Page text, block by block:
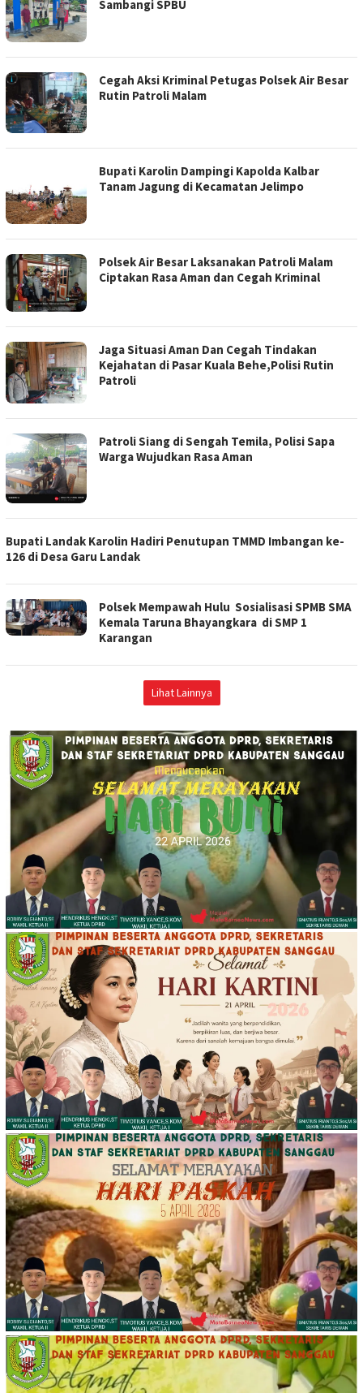
Sambangi SPBU
Cegah Aksi Kriminal Petugas Polsek Air Besar
Rutin Patroli Malam
Bupati Karolin Dampingi Kapolda Kalbar
Tanam Jagung di Kecamatan Jelimpo
Polsek Air Besar Laksanakan Patroli Malam
Ciptakan Rasa Aman dan Cegah Kriminal
Jaga Situasi Aman Dan Cegah Tindakan
Kejahatan di Pasar Kuala Behe,Polisi Rutin
Patroli
Patroli Siang di Sengah Temila, Polisi Sapa
Warga Wujudkan Rasa Aman
Bupati Landak Karolin Hadiri Penutupan TMMD Imbangan ke-
126 di Desa Garu Landak
Polsek Mempawah Hulu Sosialisasi SPMB SMA
Kemala Taruna Bhayangkara di SMP 1
Karangan
Lihat Lainnya